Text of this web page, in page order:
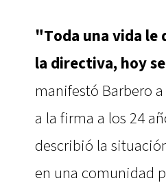
"Toda una vida le
la directiva, hoy
manifestó Barbero a
a la firma a los 24
describió la
en una comunidad